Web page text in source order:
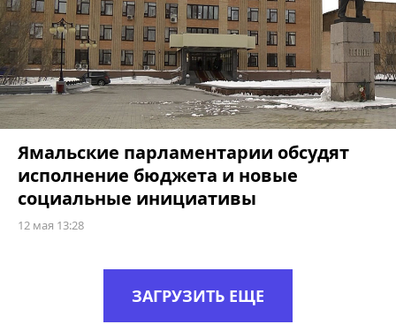
Ямальские парламентарии обсудят
исполнение бюджета и новые
социальные инициативы
12 мая 13:28
ЗАГРУЗИТЬ ЕЩЕ